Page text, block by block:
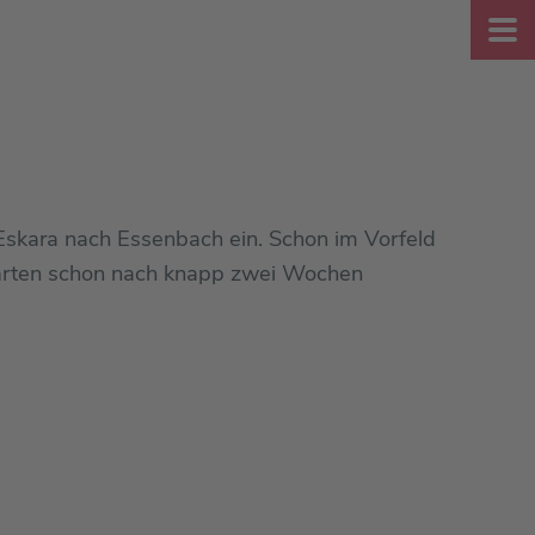
nach Essenbach ein. Schon im Vorfeld
schon nach knapp zwei Wochen